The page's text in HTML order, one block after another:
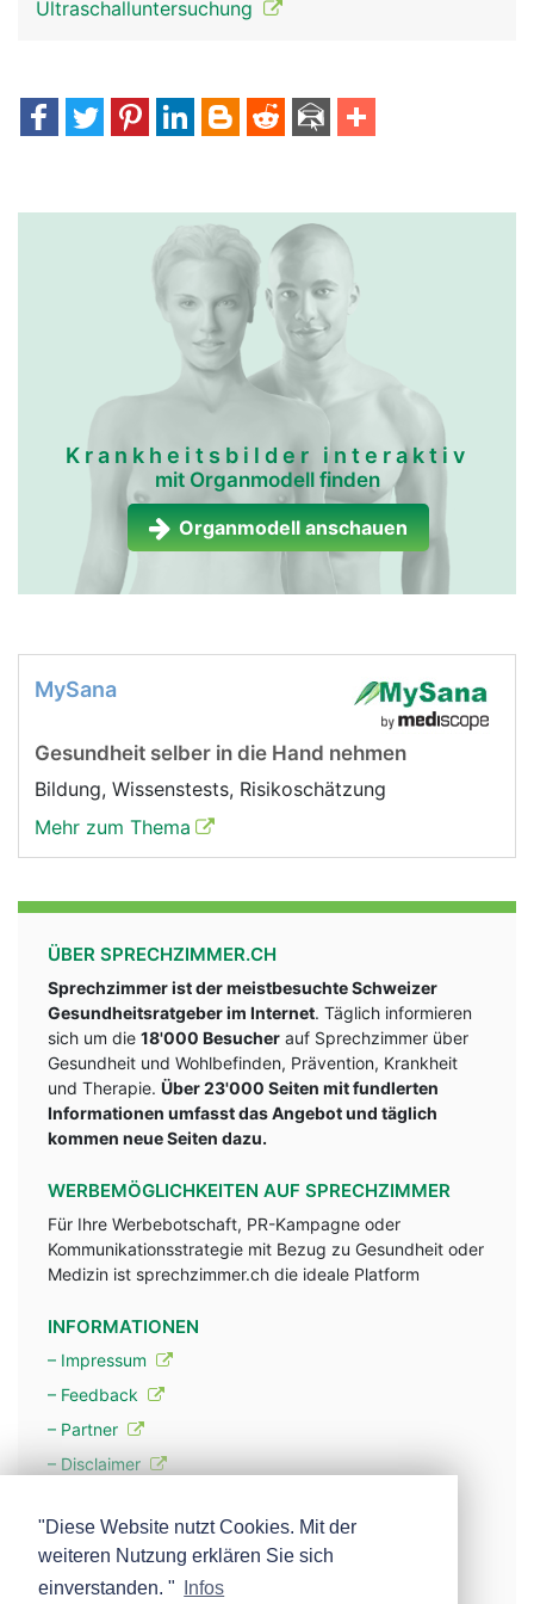
mundspeicheldrüsen
mundspeicheldrüsen
Ultraschalluntersuchung
Krankheitsbilder interaktiv
mit Organmodell finden
Organmodell anschauen
MySana
Gesundheit selber in die Hand nehmen
Bildung, Wissenstests, Risikoschätzung
Mehr zum Thema
ÜBER SPRECHZIMMER.CH
Sprechzimmer ist der meistbesuchte Schweizer
Gesundheitsratgeber im Internet. Täglich informieren
sich um die 18'000 Besucher auf Sprechzimmer über
Gesundheit und Wohlbefinden, Prävention, Krankheit
und Therapie. Über 23'000 Seiten mit fundlerten
Informationen umfasst das Angebot und täglich
kommen neue Seiten dazu.
WERBEMÖGLICHKEITEN AUF SPRECHZIMMER
Für Ihre Werbebotschaft, PR-Kampagne oder
Kommunikationsstrategie mit Bezug zu Gesundheit oder
Medizin ist sprechzimmer.ch die ideale Platform
INFORMATIONEN
– Impressum
– Feedback
– Partner
– Disclaimer
– Werbung
– Mehr über unsere Experten
"Diese Website nutzt Cookies. Mit der
weiteren Nutzung erklären Sie sich
einverstanden. "
Infos